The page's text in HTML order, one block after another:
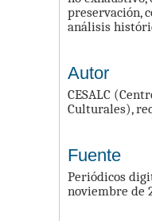
preservación,
análisis
Autor
CESALC
Culturales),
Fuente
Periódicos
noviembre de